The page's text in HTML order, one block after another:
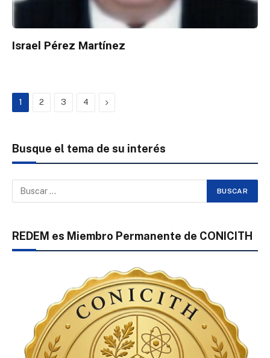
Israel Pérez Martínez
1 2 3 4 Next
Busque el tema de su interés
REDEM es Miembro Permanente de CONICITH